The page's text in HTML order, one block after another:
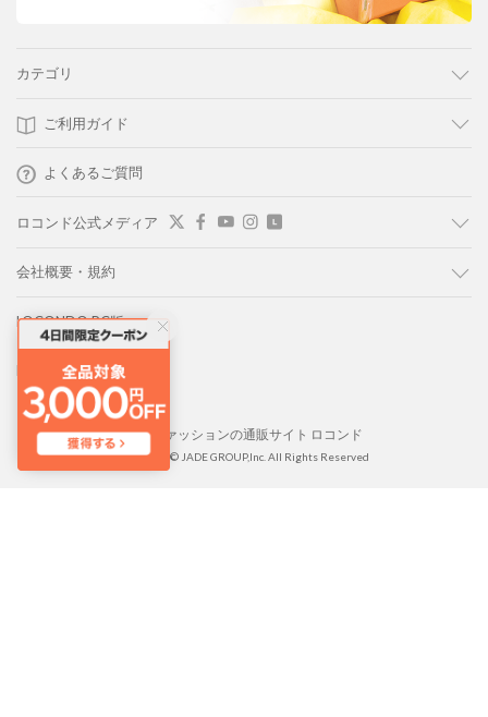
カテゴリ
ご利用ガイド
よくあるご質問
ロコンド公式メディア
会社概要・規約
LOCONDO PC版
LOCONDO アプリ
靴とファッションの通販サイト ロコンド
Copyright © JADE GROUP,Inc. All Rights Reserved